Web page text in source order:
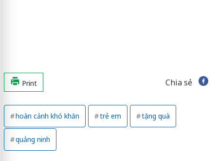
Print Chia sẻ
hoàn cảnh khó khăn trẻ em tặng quà
quảng ninh